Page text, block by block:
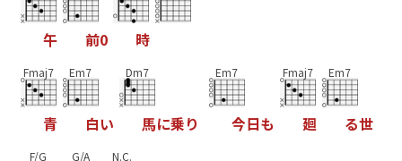
午 前0 時
Fmaj7
青
Em7
白い
Dm7
馬に乗り
Em7
今日も
Fmaj7
廻
Em7
る世
F/G G/A N.C.